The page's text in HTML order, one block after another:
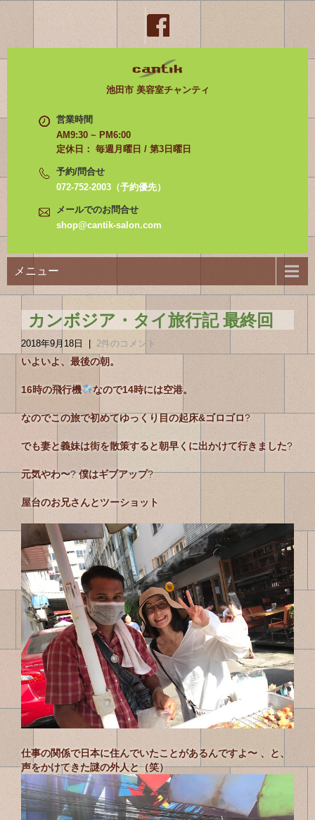
池田市 美容室チャンティ
営業時間
AM9:30 ~ PM6:00
定休日： 毎週月曜日 / 第3日曜日
予約/問合せ
072-752-2003（予約優先）
メールでのお問合せ
shop@cantik-salon.com
メニュー
カンボジア・タイ旅行記 最終回
2018年9月18日 | 2件のコメント
いよいよ、最後の朝。
16時の飛行機 なので14時には空港。
なのでこの旅で初めてゆっくり目の起床&ゴロゴロ?
でも妻と義妹は街を散策すると朝早くに出かけて行きました?
元気やわ〜?僕はギブアップ?
屋台のお兄さんとツーショット
仕事の関係で日本に住んでいたことがあるんですよ〜 、と、
声をかけてきた謎の外人と（笑）